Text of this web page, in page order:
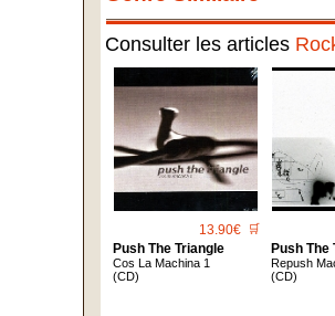
Consulter les articles
13.90€ 🛒
Push The Triangle
Cos La Machina 1
(CD)
Push The
Repush
(CD)